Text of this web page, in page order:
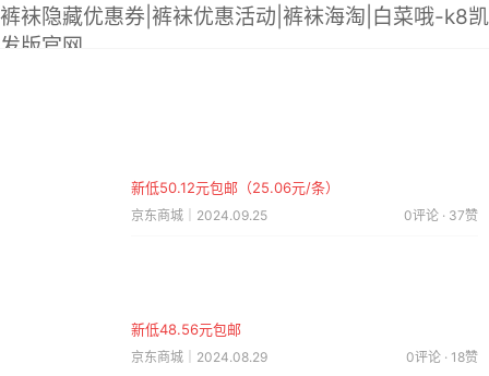
裤袜隐藏优惠券|裤袜优惠活动|裤袜海淘|白菜哦-k8凯
发版官网
新低50.12元包邮（25.06元/条）
京东商城｜2024.09.25 0评论 · 37赞
新低48.56元包邮
京东商城｜2024.08.29 0评论 · 18赞